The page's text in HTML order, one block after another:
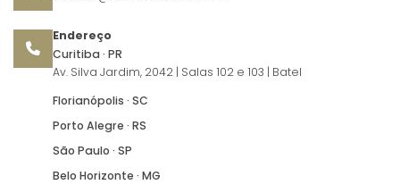
Endereço
Curitiba · PR
Av. Silva Jardim, 2042 | Salas 102 e 103 | Batel
Florianópolis · SC
Porto Alegre · RS
São Paulo · SP
Belo Horizonte · MG